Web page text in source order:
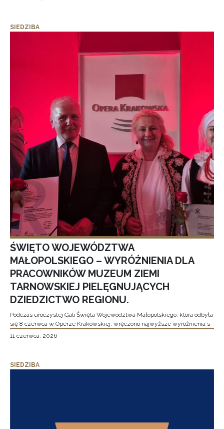
SIEDZIBA
ŚWIĘTO WOJEWÓDZTWA
MAŁOPOLSKIEGO – WYRÓŻNIENIA DLA
PRACOWNIKÓW MUZEUM ZIEMI
TARNOWSKIEJ PIELĘGNUJĄCYCH
DZIEDZICTWO REGIONU.
Podczas uroczystej Gali Święta Województwa Małopolskiego, która odbyła
się 8 czerwca w Operze Krakowskiej, wręczono najwyższe wyróżnienia s
11 czerwca, 2026
SIEDZIBA